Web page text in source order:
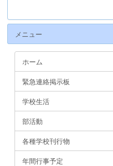
メニュー
ホーム
緊急連絡掲示板
学校生活
部活動
各種学校刊行物
年間行事予定